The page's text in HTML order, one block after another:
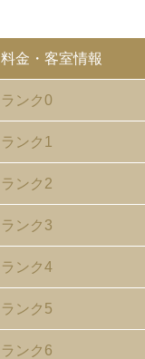
料金・客室情報
ランク0
ランク1
ランク2
ランク3
ランク4
ランク5
ランク6